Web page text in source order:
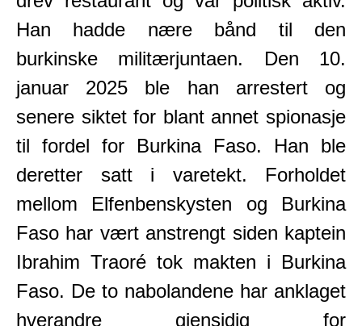
Han hadde nære bånd til den
burkinske militærjuntaen. Den 10.
januar 2025 ble han arrestert og
senere siktet for blant annet spionasje
til fordel for Burkina Faso. Han ble
deretter satt i varetekt. Forholdet
mellom Elfenbenskysten og Burkina
Faso har vært anstrengt siden kaptein
Ibrahim Traoré tok makten i Burkina
Faso. De to nabolandene har anklaget
hverandre gjensidig for